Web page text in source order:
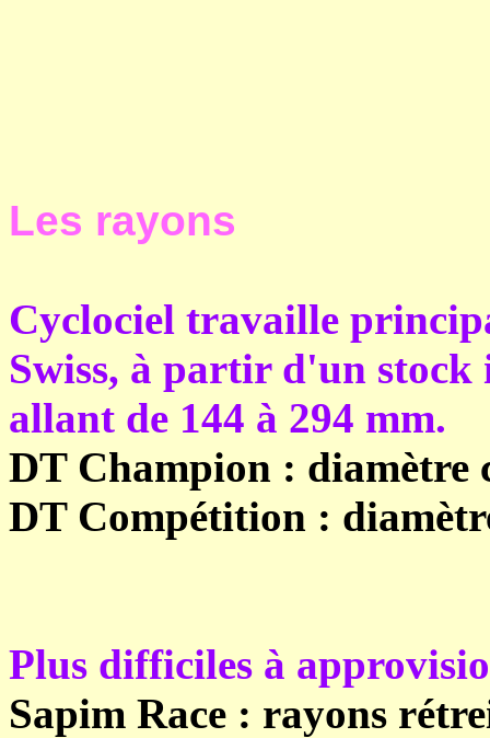
Les rayons
Cyclociel travaille
Swiss, à partir d'un stock
allant de 144 à 294 mm.
DT Champion : diamètre
DT Compétition :
Plus difficiles à
Sapim Race : rayons